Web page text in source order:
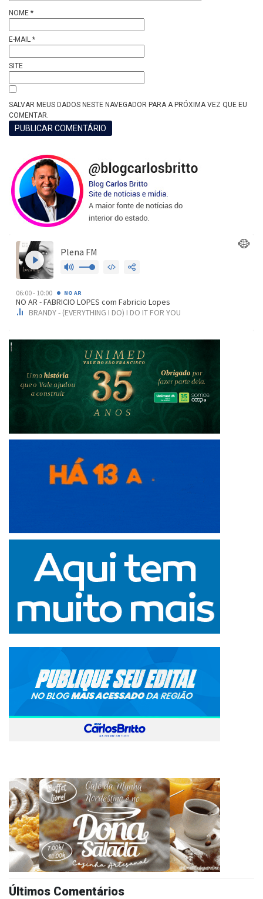
NOME *
E-MAIL *
SITE
SALVAR MEUS DADOS NESTE NAVEGADOR PARA A PRÓXIMA VEZ QUE EU
COMENTAR.
Últimos Comentários